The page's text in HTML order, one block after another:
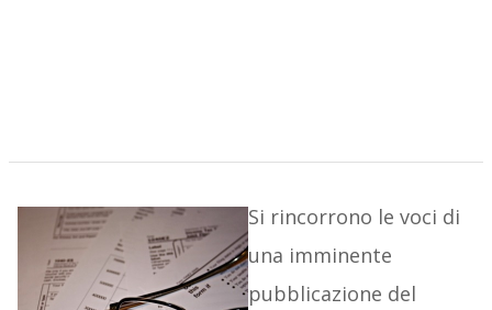
Si rincorrono le voci di
una imminente
pubblicazione del